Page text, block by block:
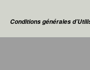
Conditions générales